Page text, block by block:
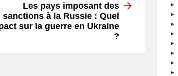
Les pays imposant des
sanctions à la Russie : Quel
sur la guerre en Ukraine
?